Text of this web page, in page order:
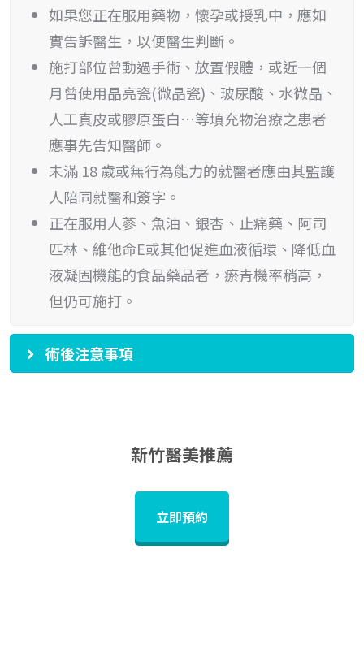
如果您正在服用藥物，懷孕或授乳中，應如
實告訴醫生，以便醫生判斷。
施打部位曾動過手術、放置假體，或近一個
月曾使用晶亮瓷(微晶瓷)、玻尿酸、水微晶、
人工真皮或膠原蛋白…等填充物治療之患者
應事先告知醫師。
未滿 18 歲或無行為能力的就醫者應由其監護
人陪同就醫和簽字。
正在服用人蔘、魚油、銀杏、止痛藥、阿司
匹林、維他命E或其他促進血液循環、降低血
液凝固機能的食品藥品者，瘀青機率稍高，
但仍可施打。
術後注意事項
新竹醫美推薦
立即預約